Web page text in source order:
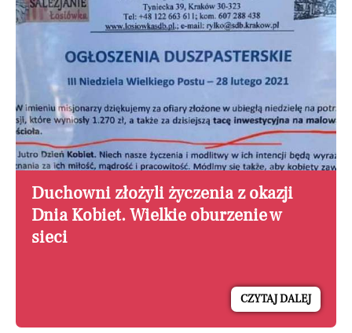
Duchowni złożyli życzenia z okazji
Dnia Kobiet. Wielkie oburzenie w
sieci
CZYTAJ DALEJ